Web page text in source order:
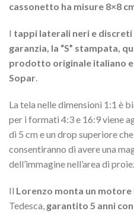
cassonetto ha misure 8×8
I tappi laterali neri e discreti
garanzia, la “S” stampata,
prodotto originale italiano
Sopar.
La tela nelle dimensioni 1:1 è
per i formati 4:3 e 16:9 viene
di 5 cm e un drop superiore
consentiranno di avere una
dell’immagine nell’area di
Il Lorenzo monta un
Tedesca, garantito 5 anni